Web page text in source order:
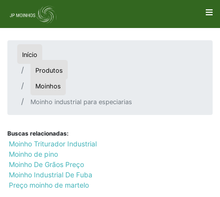
Início
Produtos
Moinhos
Moinho industrial para especiarias
Buscas relacionadas:
Moinho Triturador Industrial
Moinho de pino
Moinho De Grãos Preço
Moinho Industrial De Fuba
Preço moinho de martelo